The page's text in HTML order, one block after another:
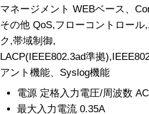
マネージメント WEBベース、
その他 QoS,フローコントロー
ク,帯域制御,
LACP(IEEE802.3ad準拠
アント機能、Syslog機能
電源 定格入力電圧/周波数
最大入力電流 0.35A